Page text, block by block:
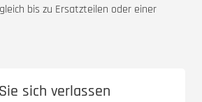
bis zu Ersatzteilen oder einer
sich verlassen